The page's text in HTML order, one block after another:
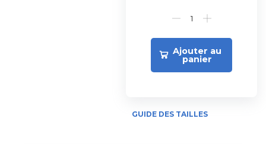
Ajouter au
panier
GUIDE DES TAILLES